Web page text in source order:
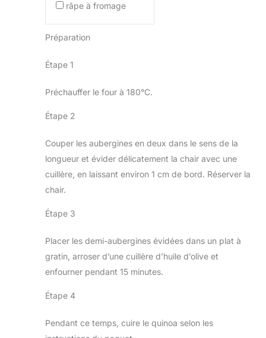
râpe à fromage
Préparation
Étape 1
Préchauffer le four à 180°C.
Étape 2
Couper les aubergines en deux dans le sens de la
longueur et évider délicatement la chair avec une
cuillère, en laissant environ 1 cm de bord. Réserver la
chair.
Étape 3
Placer les demi-aubergines évidées dans un plat à
gratin, arroser d’une cuillère d’huile d’olive et
enfourner pendant 15 minutes.
Étape 4
Pendant ce temps, cuire le quinoa selon les